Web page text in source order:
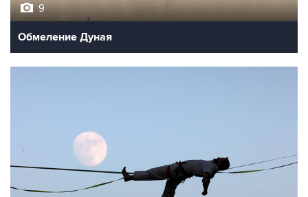
9
Обмеление Дуная